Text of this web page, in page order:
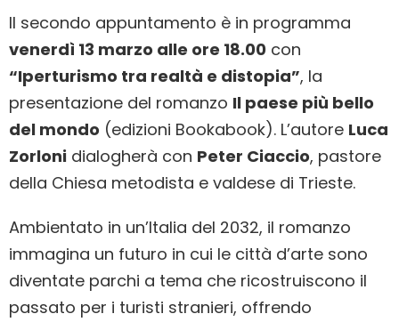
Il secondo appuntamento è in programma
venerdì 13 marzo alle ore 18.00 con
“Iperturismo tra realtà e distopia”, la
presentazione del romanzo Il paese più bello
del mondo (edizioni Bookabook). L’autore Luca
Zorloni dialogherà con Peter Ciaccio, pastore
della Chiesa metodista e valdese di Trieste.
Ambientato in un’Italia del 2032, il romanzo
immagina un futuro in cui le città d’arte sono
diventate parchi a tema che ricostruiscono il
passato per i turisti stranieri, offrendo